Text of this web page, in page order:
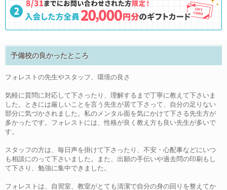
予備校の良かったところ
フォレストの先生やスタッフ、環境の良さ
気軽に質問に対応して下さったり、理解するまで丁寧に教えて下さいま
した。ときには厳しいことを言う先生が居て下さって、自分の足りない
部分に気づかされました。私のメンタル面を気にかけて下さる先生方が
多かったです。フォレストには、性格が良く教え方も良い先生が多いで
す。
スタッフの方は、毎日声を掛けて下さったり、不安・心配事などにいつ
も相談にのって下さいました。また、出願の手伝いや過去問の印刷もし
て下さり、勉強に集中できました。
フォレストは、自習室、教室がとても清潔で自分の身の回りを整えてか